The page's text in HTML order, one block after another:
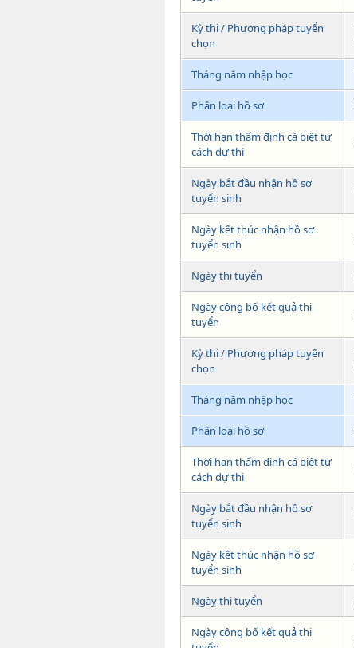
Kỳ thi / Phương pháp tuyển
chọn
Tháng năm nhập học
Phân loại hồ sơ
Thời hạn thẩm định cá biệt tư
cách dự thi
Ngày bắt đầu nhận hồ sơ
tuyển sinh
Ngày kết thúc nhận hồ sơ
tuyển sinh
Ngày thi tuyển
Ngày công bố kết quả thi
tuyển
Kỳ thi / Phương pháp tuyển
chọn
Tháng năm nhập học
Phân loại hồ sơ
Thời hạn thẩm định cá biệt tư
cách dự thi
Ngày bắt đầu nhận hồ sơ
tuyển sinh
Ngày kết thúc nhận hồ sơ
tuyển sinh
Ngày thi tuyển
Ngày công bố kết quả thi